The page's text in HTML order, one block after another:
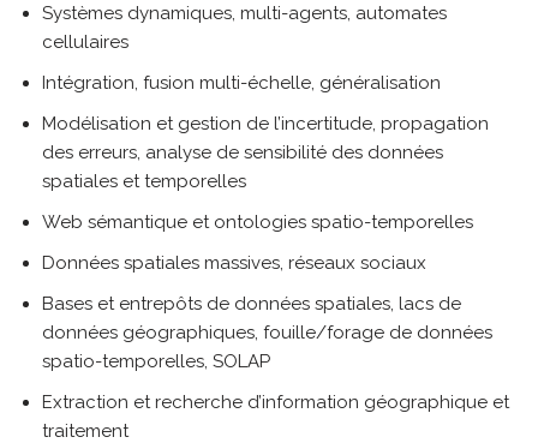
Systèmes dynamiques, multi-agents, automates
cellulaires
Intégration, fusion multi-échelle, généralisation
Modélisation et gestion de l’incertitude, propagation
des erreurs, analyse de sensibilité des données
spatiales et temporelles
Web sémantique et ontologies spatio-temporelles
Données spatiales massives, réseaux sociaux
Bases et entrepôts de données spatiales, lacs de
données géographiques, fouille/forage de données
spatio-temporelles, SOLAP
Extraction et recherche d’information géographique et
traitement